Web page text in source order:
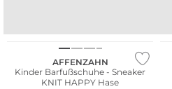
AFFENZAHN
Kinder Barfußschuhe - Sneaker
KNIT HAPPY Hase